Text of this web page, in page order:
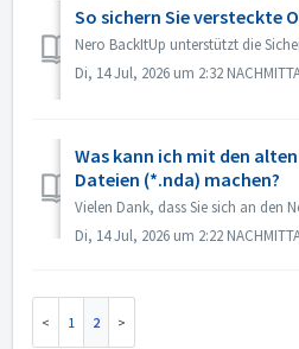
So sichern Sie versteckte
Di, 14 Jul, 2026 um 2:32
Was kann ich mit den
Dateien (*.nda) machen?
Di, 14 Jul, 2026 um 2:22
1 2